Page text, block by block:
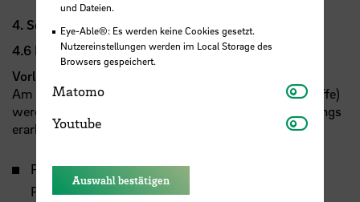
4. Semester
4.6 Recycling und Märkte
Vorlesung & Exkursionen
Am Beispiel ausgewählter Stoffströme (
Kunststoffe)
werden umfassend verschiedene Aspekte des Recyclings
erarbeitet:
Produktverantwortung und Anforderungen an das
Produktdesign
und Dateien.
Eye-Able®: Es werden keine Cookies gesetzt.
Nutzereinstellungen werden im Local Storage des
Browsers gespeichert.
Matomo Matomo
Youtube Youtube
Auswahl bestätigen